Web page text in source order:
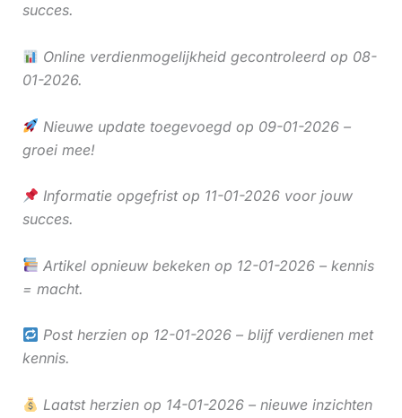
succes.
Online verdienmogelijkheid gecontroleerd op 08-
01-2026.
Nieuwe update toegevoegd op 09-01-2026 –
groei mee!
Informatie opgefrist op 11-01-2026 voor jouw
succes.
Artikel opnieuw bekeken op 12-01-2026 – kennis
= macht.
Post herzien op 12-01-2026 – blijf verdienen met
kennis.
Laatst herzien op 14-01-2026 – nieuwe inzichten